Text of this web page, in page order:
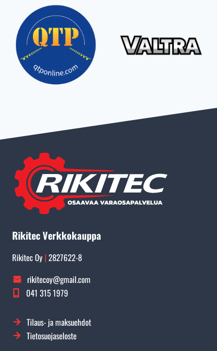
Rikitec Verkkokauppa
Rikitec Oy | 2827622-8
rikitecoy@gmail.com
041 315 1979
Tilaus- ja maksuehdot
Tietosuojaseloste